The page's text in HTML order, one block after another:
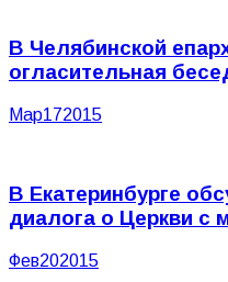
В Челябинской
огласительная
Мар172015
В Екатеринбурге
диалога о Церкви
Фев202015